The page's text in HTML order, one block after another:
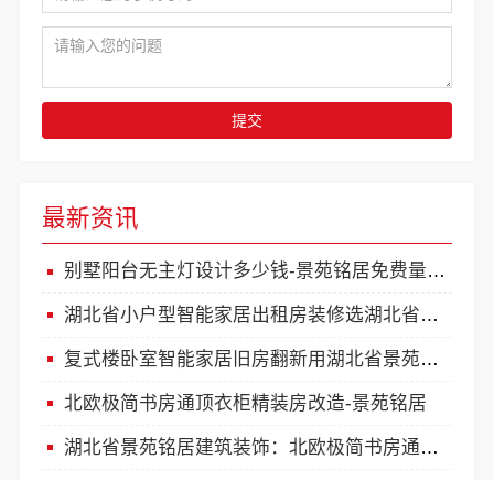
最新资讯
别墅阳台无主灯设计多少钱-景苑铭居免费量房设计方案
湖北省小户型智能家居出租房装修选湖北省景苑铭居建筑装饰有限公司
复式楼卧室智能家居旧房翻新用湖北省景苑铭居建筑装饰有限公司定制方案
北欧极简书房通顶衣柜精装房改造-景苑铭居
湖北省景苑铭居建筑装饰：北欧极简书房通顶衣柜精装房改造
提交